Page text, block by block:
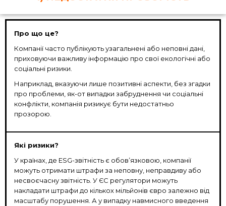
Про що це?
Компанії часто публікують узагальнені або неповні дані,
приховуючи важливу інформацію про свої екологічні або
соціальні ризики.
Наприклад, вказуючи лише позитивні аспекти, без згадки
про проблеми, як-от випадки забруднення чи соціальні
конфлікти, компанія ризикує бути недостатньо
прозорою.
Які ризики?
У країнах, де ESG-звітність є обовʼязковою, компанії
можуть отримати штрафи за неповну, неправдиву або
несвоєчасну звітність. У ЄС регулятори можуть
накладати штрафи до кількох мільйонів євро залежно від
масштабу порушення. А у випадку навмисного введення